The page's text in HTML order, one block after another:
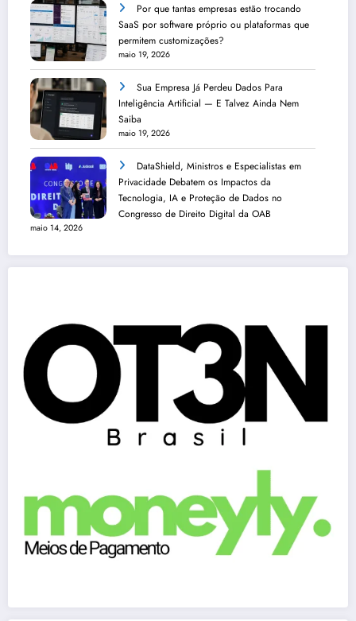
Por que tantas empresas estão trocando
SaaS por software próprio ou plataformas que
permitem customizações?
maio 19, 2026
Sua Empresa Já Perdeu Dados Para
Inteligência Artificial — E Talvez Ainda Nem
Saiba
maio 19, 2026
DataShield, Ministros e Especialistas em
Privacidade Debatem os Impactos da
Tecnologia, IA e Proteção de Dados no
Congresso de Direito Digital da OAB
maio 14, 2026